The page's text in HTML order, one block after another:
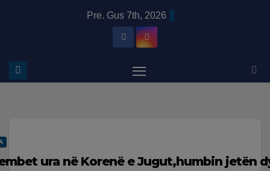
Pre. Gus 7th, 2026
ura në Korenë e Jugut,humbin jetën